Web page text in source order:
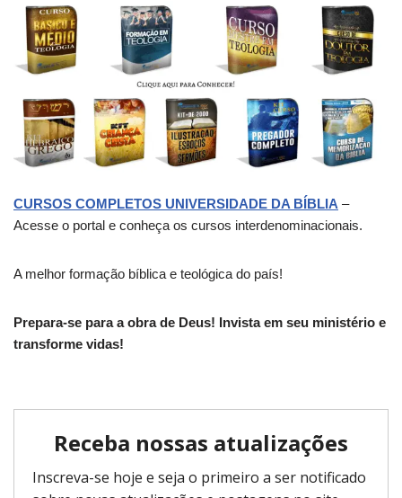
CURSOS COMPLETOS UNIVERSIDADE DA BÍBLIA –
Acesse o portal e conheça os cursos interdenominacionais.
A melhor formação bíblica e teológica do país!
Prepara-se para a obra de Deus! Invista em seu ministério e
transforme vidas!